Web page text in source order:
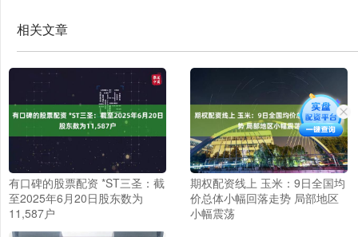
相关文章
有口碑的股票配资 *ST三圣：截
至2025年6月20日股东数为
11,587户
期权配资线上 玉米：9日全国均
价总体小幅回落走势 局部地区
小幅震荡